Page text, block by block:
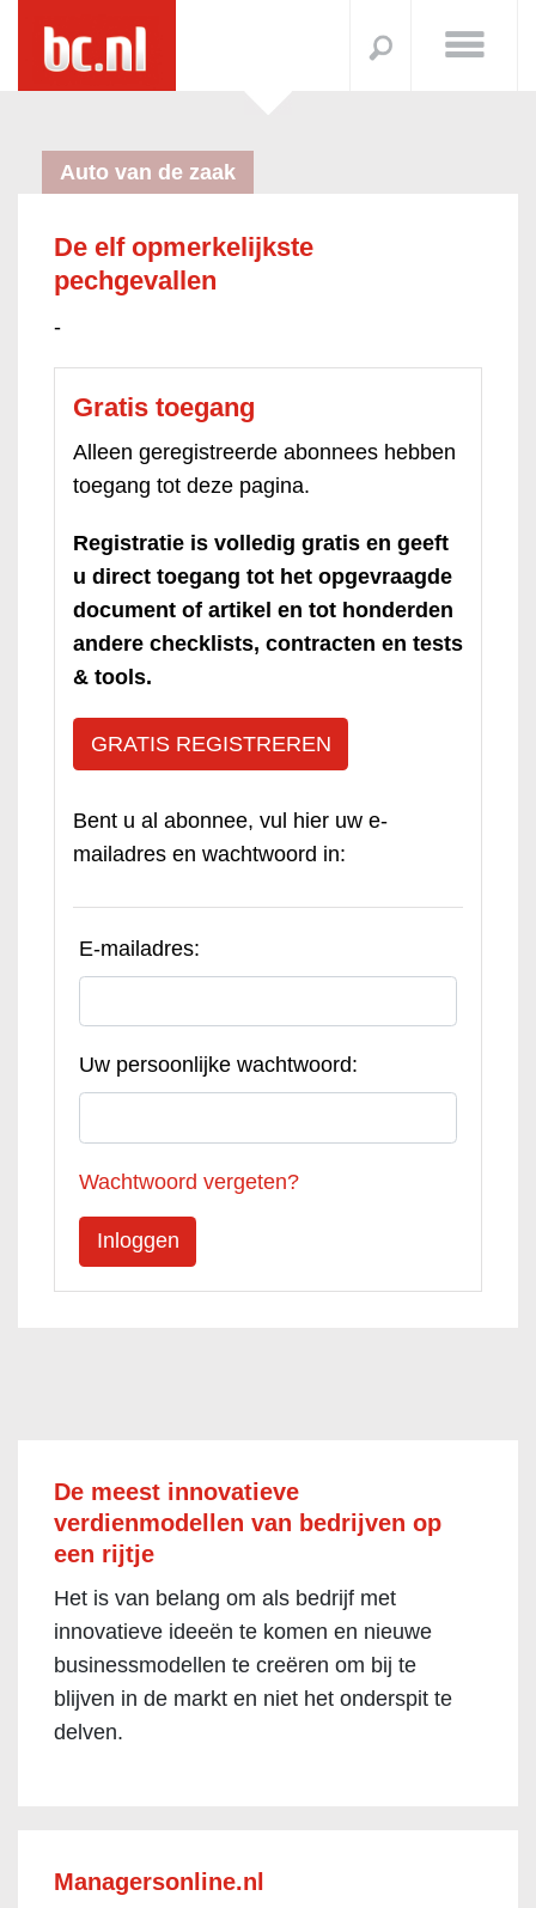
Auto van de zaak
De elf opmerkelijkste
pechgevallen
-
Gratis toegang
Alleen geregistreerde abonnees hebben
toegang tot deze pagina.
Registratie is volledig gratis en geeft
u direct toegang tot het opgevraagde
document of artikel en tot honderden
andere checklists, contracten en tests
& tools.
GRATIS REGISTREREN
Bent u al abonnee, vul hier uw e-
mailadres en wachtwoord in:
E-mailadres:
Uw persoonlijke wachtwoord:
Wachtwoord vergeten?
De meest innovatieve
verdienmodellen van bedrijven op
een rijtje
Het is van belang om als bedrijf met
innovatieve ideeën te komen en nieuwe
businessmodellen te creëren om bij te
blijven in de markt en niet het onderspit te
delven.
Managersonline.nl